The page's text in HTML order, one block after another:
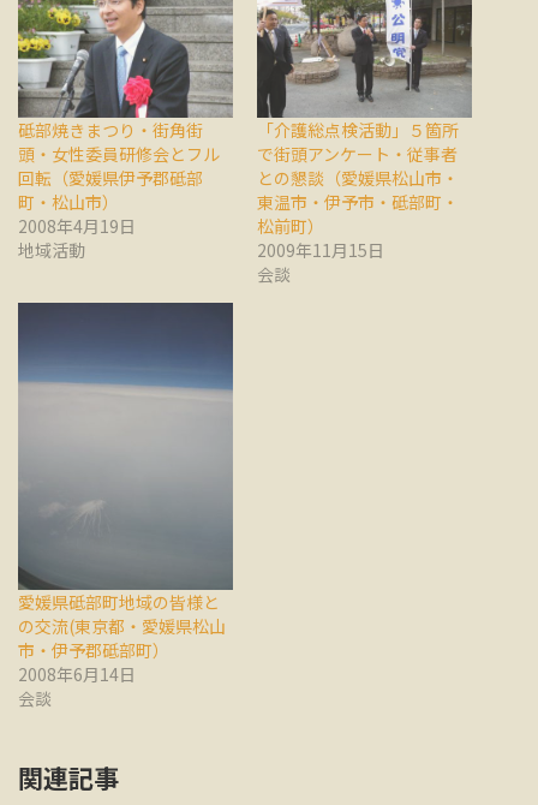
砥部焼きまつり・街角街
頭・女性委員研修会とフル
回転（愛媛県伊予郡砥部
町・松山市）
2008年4月19日
地域活動
「介護総点検活動」５箇所
で街頭アンケート・従事者
との懇談（愛媛県松山市・
東温市・伊予市・砥部町・
松前町）
2009年11月15日
会談
愛媛県砥部町地域の皆様と
の交流(東京都・愛媛県松山
市・伊予郡砥部町）
2008年6月14日
会談
関連記事